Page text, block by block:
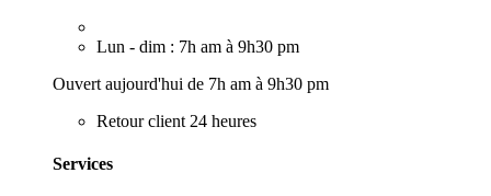
Lun - dim : 7h am à 9h30 pm
Ouvert aujourd'hui de 7h am à 9h30 pm
Retour client 24 heures
Services